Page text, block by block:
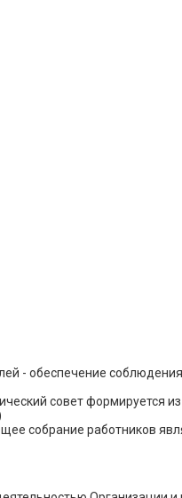
- обеспечение
совет формируется
собрание работников